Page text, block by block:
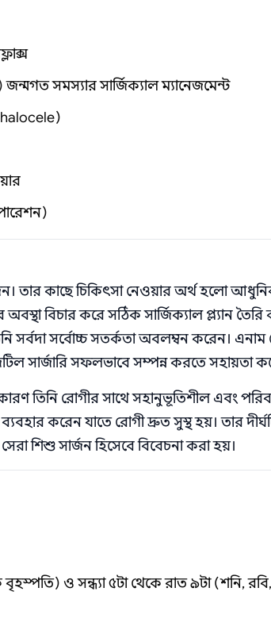
সমস্যার সার্জিক্যাল ম্যানেজমেন্ট
তার কাছে চিকিৎসা নেওয়ার অর্থ হলো
বিচার করে সঠিক সার্জিক্যাল প্ল্যান তৈরি
সর্বদা সর্বোচ্চ সতর্কতা অবলম্বন করেন।
সার্জারি সফলভাবে সম্পন্ন করতে সহায়তা
তিনি রোগীর সাথে সহানুভূতিশীল এবং
করেন যাতে রোগী দ্রুত সুস্থ হয়। তার
শিশু সার্জন হিসেবে বিবেচনা করা হয়।
ও সন্ধ্যা ৫টা থেকে রাত ৯টা (শনি,